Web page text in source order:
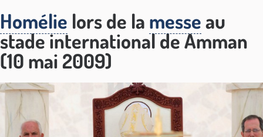
Homélie lors de la messeau
stade international de Amman
(10 mai 2009)